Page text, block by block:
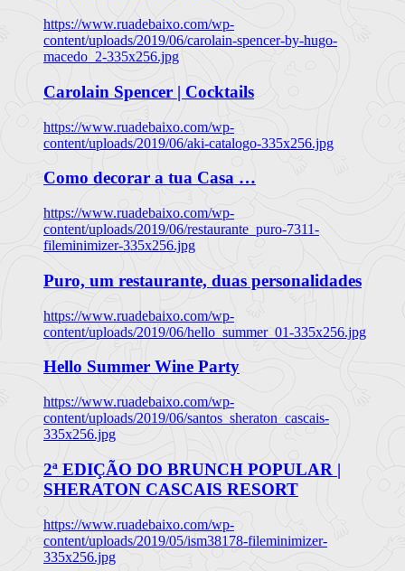
https://www.ruadebaixo.com/wp-
content/uploads/2019/06/carolain-spencer-by-hugo-
macedo_2-335x256.jpg
Carolain Spencer | Cocktails
https://www.ruadebaixo.com/wp-
content/uploads/2019/06/aki-catalogo-335x256.jpg
Como decorar a tua Casa …
https://www.ruadebaixo.com/wp-
content/uploads/2019/06/restaurante_puro-7311-
fileminimizer-335x256.jpg
Puro, um restaurante, duas personalidades
https://www.ruadebaixo.com/wp-
content/uploads/2019/06/hello_summer_01-335x256.jpg
Hello Summer Wine Party
https://www.ruadebaixo.com/wp-
content/uploads/2019/06/santos_sheraton_cascais-
335x256.jpg
2ª EDIÇÃO DO BRUNCH POPULAR |
SHERATON CASCAIS RESORT
https://www.ruadebaixo.com/wp-
content/uploads/2019/05/ism38178-fileminimizer-
335x256.jpg